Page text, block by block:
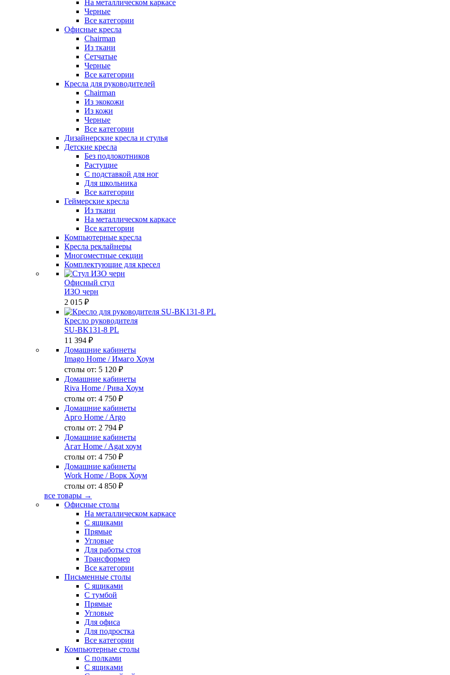
На металлическом каркасе
Черные
Все категории
Офисные кресла
Chairman
Из ткани
Сетчатые
Черные
Все категории
Кресла для руководителей
Chairman
Из экокожи
Из кожи
Черные
Все категории
Дизайнерские кресла и стулья
Детские кресла
Без подлокотников
Растущие
С подставкой для ног
Для школьника
Все категории
Геймерские кресла
Из ткани
На металлическом каркасе
Все категории
Компьютерные кресла
Кресла реклайнеры
Многоместные секции
Комплектующие для кресел
Офисный стул
ИЗО черн
2 015 ₽
Кресло руководителя
SU-BK131-8 PL
11 394 ₽
Домашние кабинеты
Imago Home / Имаго Хоум
столы от: 5 120 ₽
Домашние кабинеты
Riva Home / Рива Хоум
столы от: 4 750 ₽
Домашние кабинеты
Арго Home / Argo
столы от: 2 794 ₽
Домашние кабинеты
Агат Home / Agat хоум
столы от: 4 750 ₽
Домашние кабинеты
Work Home / Ворк Хоум
столы от: 4 850 ₽
все товары →
Офисные столы
На металлическом каркасе
С ящиками
Прямые
Угловые
Для работы стоя
Трансформер
Все категории
Письменные столы
С ящиками
С тумбой
Прямые
Угловые
Для офиса
Для подростка
Все категории
Компьютерные столы
С полками
С ящиками